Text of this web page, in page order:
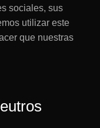
sociales, sus
utilizar este
que nuestras